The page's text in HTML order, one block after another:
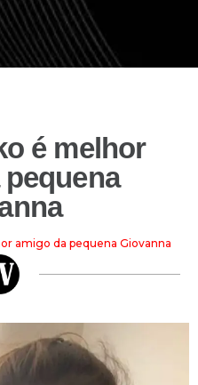
é melhor
amigo da pequena Giovanna